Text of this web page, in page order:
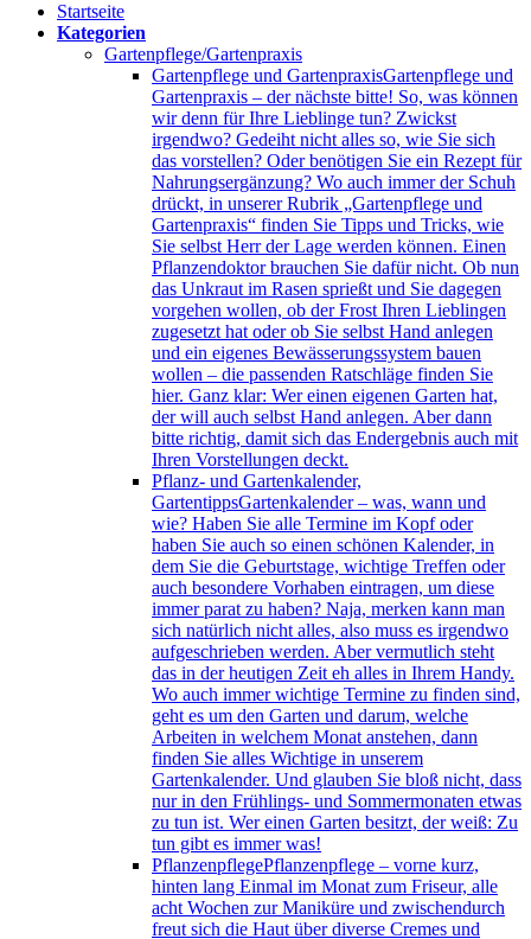
Startseite
Kategorien
Gartenpflege/Gartenpraxis
Gartenpflege und GartenpraxisGartenpflege und
Gartenpraxis – der nächste bitte! So, was können
wir denn für Ihre Lieblinge tun? Zwickst
irgendwo? Gedeiht nicht alles so, wie Sie sich
das vorstellen? Oder benötigen Sie ein Rezept für
Nahrungsergänzung? Wo auch immer der Schuh
drückt, in unserer Rubrik „Gartenpflege und
Gartenpraxis“ finden Sie Tipps und Tricks, wie
Sie selbst Herr der Lage werden können. Einen
Pflanzendoktor brauchen Sie dafür nicht. Ob nun
das Unkraut im Rasen sprießt und Sie dagegen
vorgehen wollen, ob der Frost Ihren Lieblingen
zugesetzt hat oder ob Sie selbst Hand anlegen
und ein eigenes Bewässerungssystem bauen
wollen – die passenden Ratschläge finden Sie
hier. Ganz klar: Wer einen eigenen Garten hat,
der will auch selbst Hand anlegen. Aber dann
bitte richtig, damit sich das Endergebnis auch mit
Ihren Vorstellungen deckt.
Pflanz- und Gartenkalender,
GartentippsGartenkalender – was, wann und
wie? Haben Sie alle Termine im Kopf oder
haben Sie auch so einen schönen Kalender, in
dem Sie die Geburtstage, wichtige Treffen oder
auch besondere Vorhaben eintragen, um diese
immer parat zu haben? Naja, merken kann man
sich natürlich nicht alles, also muss es irgendwo
aufgeschrieben werden. Aber vermutlich steht
das in der heutigen Zeit eh alles in Ihrem Handy.
Wo auch immer wichtige Termine zu finden sind,
geht es um den Garten und darum, welche
Arbeiten in welchem Monat anstehen, dann
finden Sie alles Wichtige in unserem
Gartenkalender. Und glauben Sie bloß nicht, dass
nur in den Frühlings- und Sommermonaten etwas
zu tun ist. Wer einen Garten besitzt, der weiß: Zu
tun gibt es immer was!
PflanzenpflegePflanzenpflege – vorne kurz,
hinten lang Einmal im Monat zum Friseur, alle
acht Wochen zur Maniküre und zwischendurch
freut sich die Haut über diverse Cremes und